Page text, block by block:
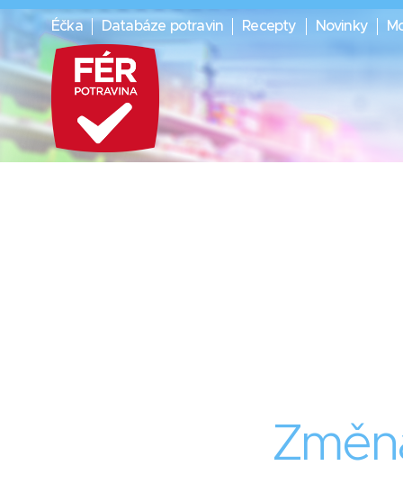
Éčka Databáze potravin Recepty Novinky